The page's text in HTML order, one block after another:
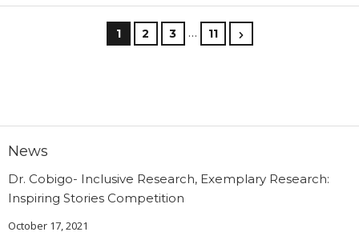
1 2 3 … 11
News
Dr. Cobigo- Inclusive Research, Exemplary Research:
Inspiring Stories Competition
October 17, 2021